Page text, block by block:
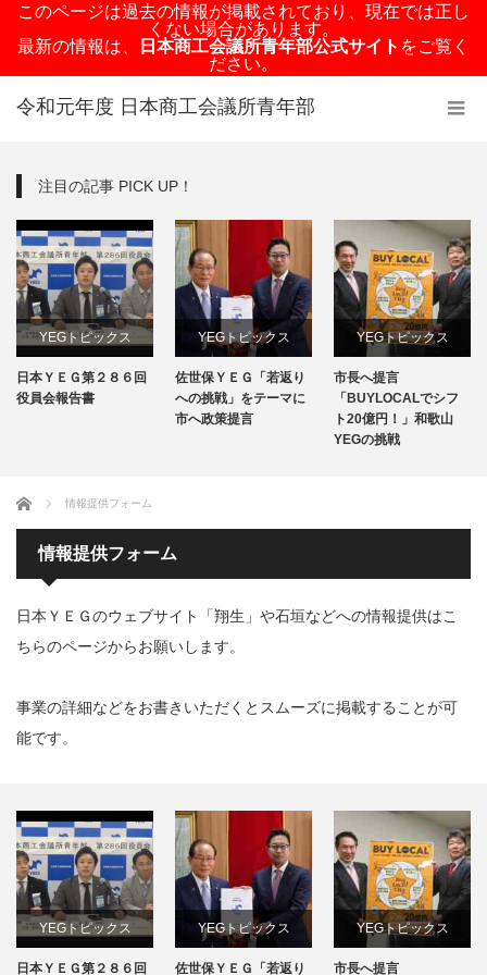
このページは過去の情報が掲載されており、現在では正し
くない場合があります。
最新の情報は、
日本商工会議所青年部公式サイト をご覧く
ださい。
令和元年度 日本商工会議所青年部
注目の記事 PICK UP！
YEGトピックス
日本YEG事業
日本ＹＥＧ第２８６回
役員会報告書
YEGトピックス
メディア掲載情報
佐世保ＹＥＧ「若返り
への挑戦」をテーマに
市へ政策提言
YEGトピックス
メディア掲載情報
地域のYEG情報
市長へ提言
「BUYLOCALでシフ
ト20億円！」和歌山
YEGの挑戦
ホーム 情報提供フォーム
情報提供フォーム
日本ＹＥＧのウェブサイト「翔生」や石垣などへの情報提供はこ
ちらのページからお願いします。
事業の詳細などをお書きいただくとスムーズに掲載することが可
能です。
YEGトピックス
日本ＹＥＧ第２８６回
YEGトピックス
佐世保ＹＥＧ「若返り
YEGトピックス
市長へ提言